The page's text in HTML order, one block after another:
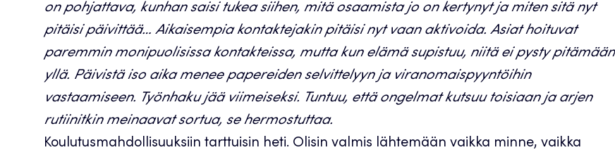
on pohjattava, kunhan saisi tukea siihen, mitä osaamista jo on kertynyt ja miten sitä nyt
pitäisi päivittää… Aikaisempia kontaktejakin pitäisi nyt vaan aktivoida. Asiat hoituvat
paremmin monipuolisissa kontakteissa, mutta kun elämä supistuu, niitä ei pysty pitämään
yllä. Päivistä iso aika menee papereiden selvittelyyn ja viranomaispyyntöihin
vastaamiseen. Työnhaku jää viimeiseksi. Tuntuu, että ongelmat kutsuu toisiaan ja arjen
rutiinitkin meinaavat sortua, se hermostuttaa.
Koulutusmahdollisuuksiin tarttuisin heti. Olisin valmis lähtemään vaikka minne, vaikka